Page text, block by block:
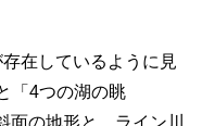
在しているように見
「4つの湖の眺
の地形と、ライン川